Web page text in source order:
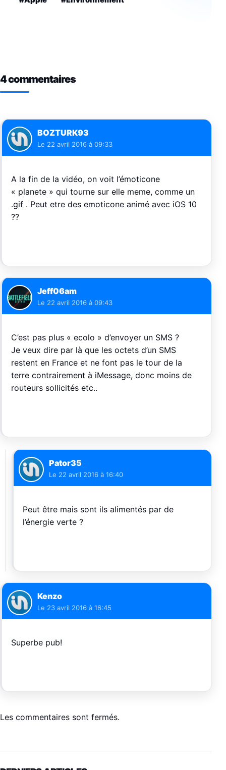
4 commentaires
BOZTURK93
Le 22 avril 2016 à 09:33
A la fin de la vidéo, on voit l’émoticone
« planete » qui tourne sur elle meme, comme un
.gif . Peut etre des emoticone animé avec iOS 10
??
Jeff06am
Le 22 avril 2016 à 09:43
C’est pas plus « ecolo » d’envoyer un SMS ?
Je veux dire par là que les octets d’un SMS
restent en France et ne font pas le tour de la
terre contrairement à iMessage, donc moins de
routeurs sollicités etc..
Pator35
Le 22 avril 2016 à 16:40
Peut être mais sont ils alimentés par de
l’énergie verte ?
Kenzo
Le 23 avril 2016 à 16:45
Superbe pub!
Les commentaires sont fermés.